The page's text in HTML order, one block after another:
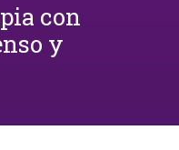
con
y